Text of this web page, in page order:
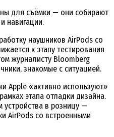
для съёмки — они собирают
навигации.
наушников AirPods со
к этапу тестирования
журналисту Bloomberg
знакомые с ситуацией.
Apple «активно используют»
этапа отладки дизайна.
в розницу —
AirPods со встроенными